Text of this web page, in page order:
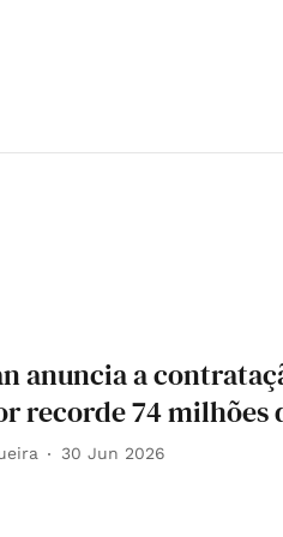
anuncia a
recorde 74 milhões
30 Jun 2026